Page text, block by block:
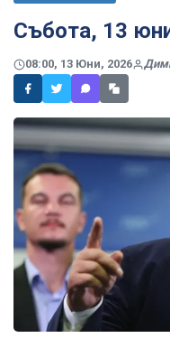
Събота, 13
08:00, 13 Юни, 2026